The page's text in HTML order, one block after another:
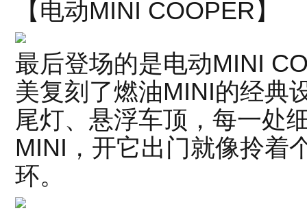
【电动MINI COOPER】
最后登场的是电动MINI
美复刻了燃油MINI的经
尾灯、悬浮车顶，每一处
MINI，开它出门就像拎着
环。